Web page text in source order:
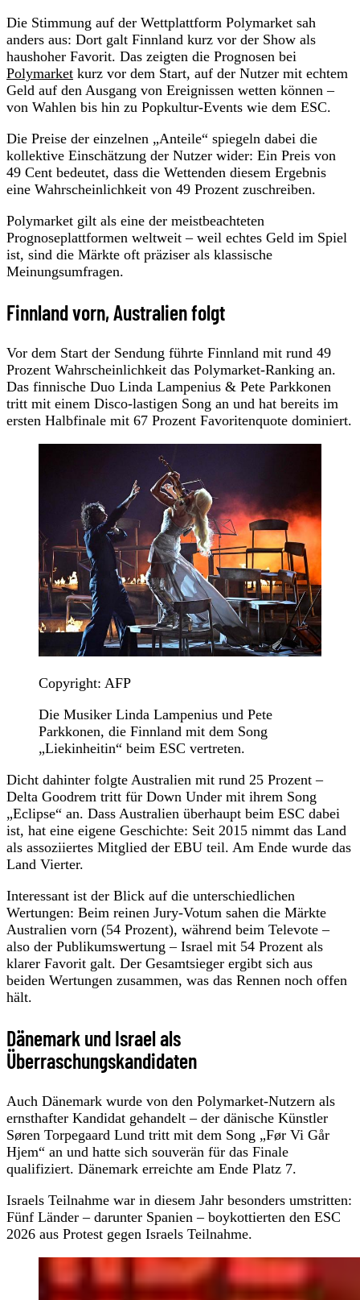
Die Stimmung auf der Wettplattform Polymarket sah
anders aus: Dort galt Finnland kurz vor der Show als
haushoher Favorit. Das zeigten die Prognosen bei
Polymarket kurz vor dem Start, auf der Nutzer mit echtem
Geld auf den Ausgang von Ereignissen wetten können –
von Wahlen bis hin zu Popkultur-Events wie dem ESC.
Die Preise der einzelnen „Anteile“ spiegeln dabei die
kollektive Einschätzung der Nutzer wider: Ein Preis von
49 Cent bedeutet, dass die Wettenden diesem Ergebnis
eine Wahrscheinlichkeit von 49 Prozent zuschreiben.
Polymarket gilt als eine der meistbeachteten
Prognoseplattformen weltweit – weil echtes Geld im Spiel
ist, sind die Märkte oft präziser als klassische
Meinungsumfragen.
Finnland vorn, Australien folgt
Vor dem Start der Sendung führte Finnland mit rund 49
Prozent Wahrscheinlichkeit das Polymarket-Ranking an.
Das finnische Duo Linda Lampenius & Pete Parkkonen
tritt mit einem Disco-lastigen Song an und hat bereits im
ersten Halbfinale mit 67 Prozent Favoritenquote dominiert.
Copyright: AFP
Die Musiker Linda Lampenius und Pete
Parkkonen, die Finnland mit dem Song
„Liekinheitin“ beim ESC vertreten.
Dicht dahinter folgte Australien mit rund 25 Prozent –
Delta Goodrem tritt für Down Under mit ihrem Song
„Eclipse“ an. Dass Australien überhaupt beim ESC dabei
ist, hat eine eigene Geschichte: Seit 2015 nimmt das Land
als assoziiertes Mitglied der EBU teil. Am Ende wurde das
Land Vierter.
Interessant ist der Blick auf die unterschiedlichen
Wertungen: Beim reinen Jury-Votum sahen die Märkte
Australien vorn (54 Prozent), während beim Televote –
also der Publikumswertung – Israel mit 54 Prozent als
klarer Favorit galt. Der Gesamtsieger ergibt sich aus
beiden Wertungen zusammen, was das Rennen noch offen
hält.
Dänemark und Israel als
Überraschungskandidaten
Auch Dänemark wurde von den Polymarket-Nutzern als
ernsthafter Kandidat gehandelt – der dänische Künstler
Søren Torpegaard Lund tritt mit dem Song „Før Vi Går
Hjem“ an und hatte sich souverän für das Finale
qualifiziert. Dänemark erreichte am Ende Platz 7.
Israels Teilnahme war in diesem Jahr besonders umstritten:
Fünf Länder – darunter Spanien – boykottierten den ESC
2026 aus Protest gegen Israels Teilnahme.